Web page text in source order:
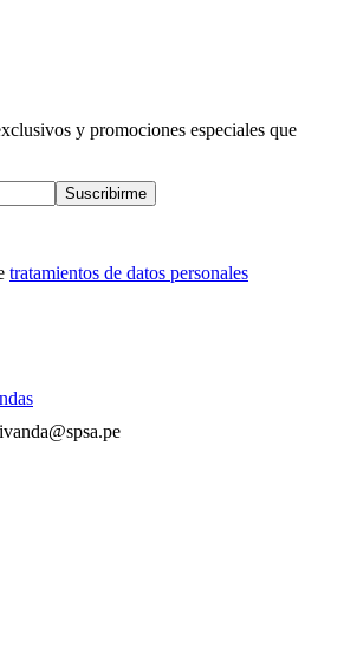
y promociones especiales que
Suscribirme
tratamientos de datos personales